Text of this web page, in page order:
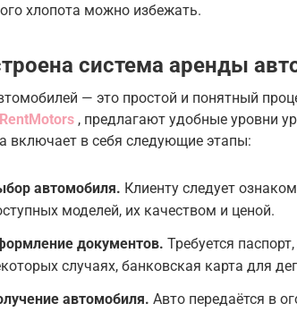
хлопота можно избежать.
система аренды
— это простой и понятный
RentMotors , предлагают удобные уровни
включает в себя следующие этапы:
автомобиля. Клиенту следует
моделей, их качеством и ценой.
документов. Требуется
случаях, банковская карта для
автомобиля. Авто передаётся в